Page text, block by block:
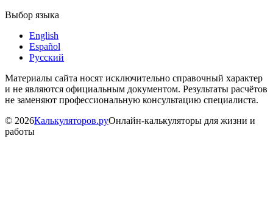
Выбор языка
English
Español
Русский
Материалы сайта носят исключительно справочный характер
и не являются официальным документом. Результаты расчётов
не заменяют профессиональную консультацию специалиста.
© 2026Калькуляторов.руОнлайн-калькуляторы для жизни и
работы